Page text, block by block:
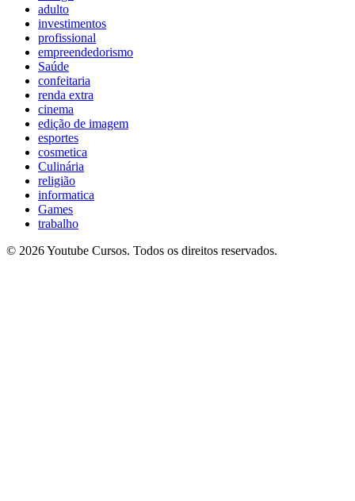
adulto
investimentos
profissional
empreendedorismo
Saúde
confeitaria
renda extra
cinema
edição de imagem
esportes
cosmetica
Culinária
religião
informatica
Games
trabalho
© 2026 Youtube Cursos. Todos os direitos reservados.